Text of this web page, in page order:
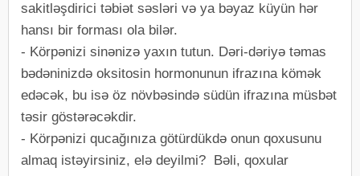
sakitləşdirici təbiət səsləri və ya bəyaz küyün hər
hansı bir forması ola bilər.
- Körpənizi sinənizə yaxın tutun. Dəri-dəriyə təmas
bədəninizdə oksitosin hormonunun ifrazına kömək
edəcək, bu isə öz növbəsində südün ifrazına müsbət
təsir göstərəcəkdir.
- Körpənizi qucağınıza götürdükdə onun qoxusunu
almaq istəyirsiniz, elə deyilmi? Bəli, qoxular